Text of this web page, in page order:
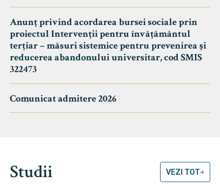
Anunț privind acordarea bursei sociale prin
proiectul Intervenții pentru învățământul
terțiar – măsuri sistemice pentru prevenirea și
reducerea abandonului universitar, cod SMIS
322473
Comunicat admitere 2026
Studii VEZI TOT